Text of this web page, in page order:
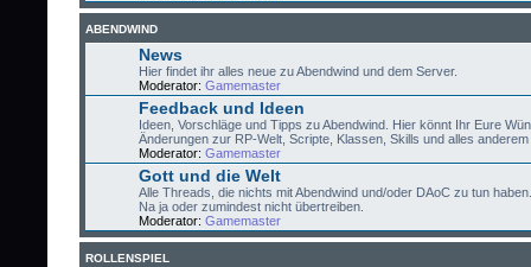
ABENDWIND
News
Hier findet ihr alles neue zu Abendwind und dem Server.
Moderator: Gamemaster
Feedback und Ideen
Ideen, Vorschläge und Tipps zu Abendwind. Hier könnt Ihr Eure
Änderungen zur RP-Welt, Scripte, Klassen, Skills und alles
Moderator: Gamemaster
Gott und die Welt
Alle Threads, die nichts mit Abendwind und/oder DAoC zu tun
Na ja oder zumindest nicht übertreiben.
Moderator: Gamemaster
ROLLENSPIEL